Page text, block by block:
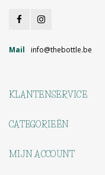
Mail info@thebottle.be
KLANTENSERVICE
CATEGORIEËN
MIJN ACCOUNT